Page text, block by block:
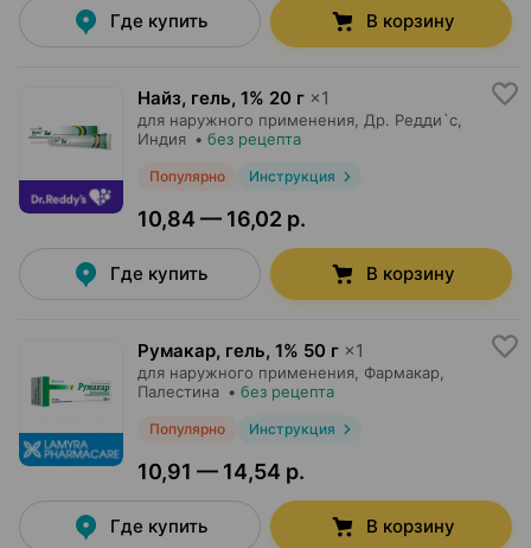
Где купить В корзину
Найз, гель, 1% 20 г ×1
для наружного применения, Др. Редди`с
Индия • без рецепта
Популярно Инструкция
10,84 — 16,02 р.
Где купить В корзину
Румакар, гель, 1% 50 г ×1
для наружного применения, Фармакар
Палестина • без рецепта
Популярно Инструкция
10,91 — 14,54 р.
Где купить В корзину